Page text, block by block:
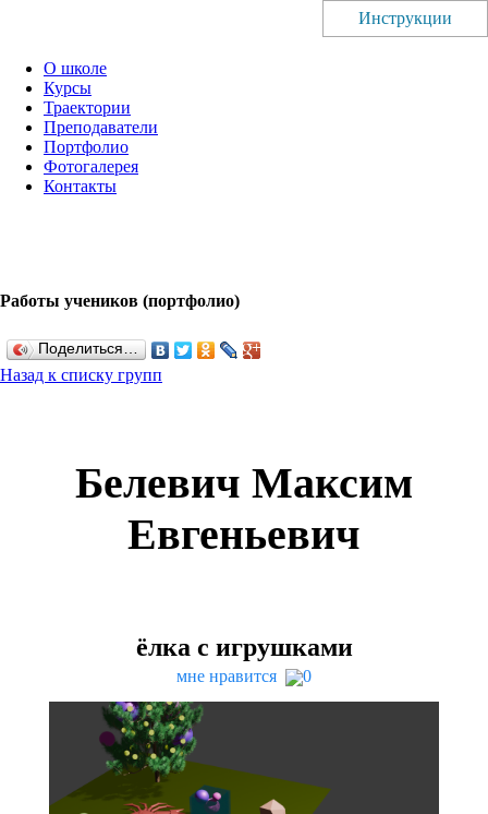
О школе
Курсы
Траектории
Преподаватели
Портфолио
Фотогалерея
Контакты
Работы учеников (портфолио)
Поделиться…
Назад к списку групп
Инструкции
Белевич Максим
Евгеньевич
ёлка с игрушками
мне нравится 0